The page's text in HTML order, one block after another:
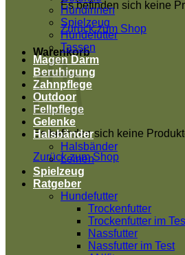
Es befinden sich keine
Zurück zum Shop
Warenkorb
Es befinden sich keine
Zurück zum Shop
Hündinnen
Spielzeug
Hundefutter
Tassen
Magen Darm
Beruhigung
Zahnpflege
Outdoor
Fellpflege
Gelenke
Halsbänder
Halsbänder
Leinen
Spielzeug
Ratgeber
Hundefutter
Trockenfutter
Trockenfutter im
Nassfutter
Nassfutter im Test